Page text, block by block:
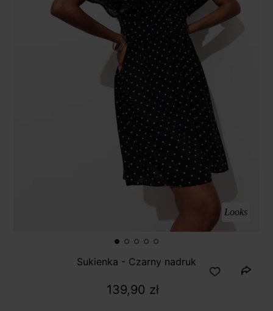
Looks
Sukienka - Czarny nadruk
139,90 zł